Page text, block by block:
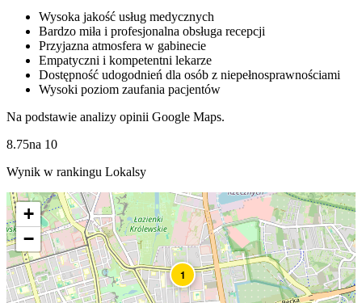
Wysoka jakość usług medycznych
Bardzo miła i profesjonalna obsługa recepcji
Przyjazna atmosfera w gabinecie
Empatyczni i kompetentni lekarze
Dostępność udogodnień dla osób z niepełnosprawnościami
Wysoki poziom zaufania pacjentów
Na podstawie analizy opinii Google Maps.
8.75na 10
Wynik w rankingu Lokalsy
1
+
−